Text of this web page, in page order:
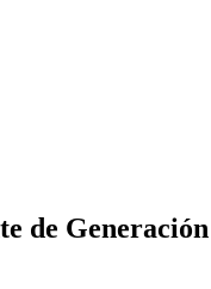
de